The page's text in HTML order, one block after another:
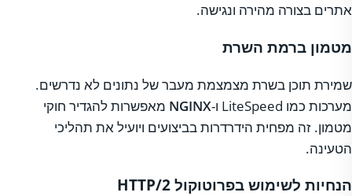
אתרים בצורה מהירה ונגישה.
מטמון ברמת השרת
שמירת תוכן בשרת מצמצמת מעבר של נתונים לא נדרשים.
מערכות כמו LiteSpeed ו-
NGINX מאפשרות להגדיר חוקי
מטמון. זה מפחית הידרדרות בביצועים ויועיל את תהליכי
הטעינה.
הנחיות לשימוש בפרוטוקול HTTP/2